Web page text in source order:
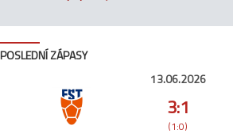
POSLEDNÍ ZÁPASY
13.06.2026
3:1
(1:0)